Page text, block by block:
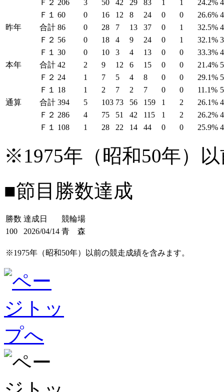
Ｆ２ 206 3 50 42 29 83 1 1 24.2%
Ｆ１
60 0 16 12 8 24 0 0 26.6%
昨年
合計 86 0 28 7 13 37 0 1 32.5%
Ｆ２ 56 0 18 4 9 24 0 1 32.1%
Ｆ１
30 0 10 3 4 13 0 0 33.3%
本年
合計 42 2 9 12 6 15 0 0 21.4%
Ｆ２ 24 1 7 5 4 8 0 0 29.1%
Ｆ１
18 1 2 7 2 7 0 0 11.1%
通算
合計 394 5 103 73 56 159 1 2 26.1%
Ｆ２ 286 4 75 51 42 115 1 2 26.2%
Ｆ１
108 1 28 22 14 44 0 0 25.9%
※1975年（昭和50年）
■節目勝数達成
勝数 達成日
競輪場
100
2026/04/14 青 森
※1975年（昭和50年）以前の競走成績を含みます。